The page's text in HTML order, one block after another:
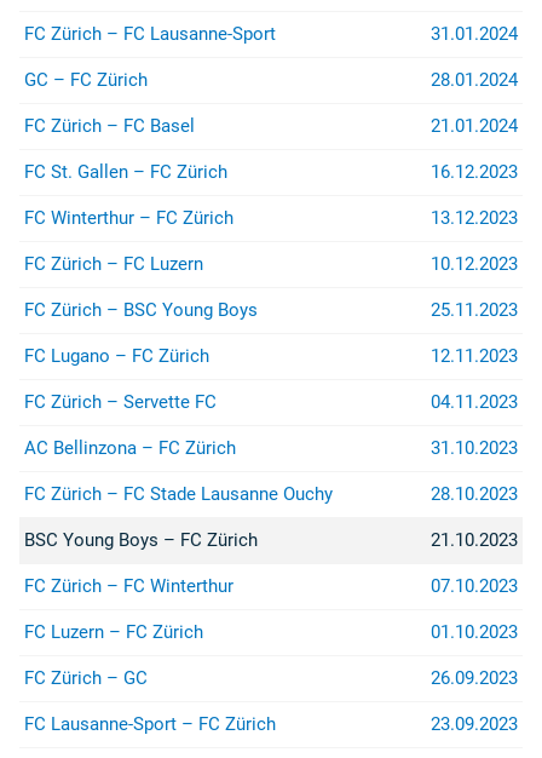
FC Zürich – FC Lausanne-Sport 31.01.2024
GC – FC Zürich 28.01.2024
FC Zürich – FC Basel 21.01.2024
FC St. Gallen – FC Zürich 16.12.2023
FC Winterthur – FC Zürich 13.12.2023
FC Zürich – FC Luzern 10.12.2023
FC Zürich – BSC Young Boys 25.11.2023
FC Lugano – FC Zürich 12.11.2023
FC Zürich – Servette FC 04.11.2023
AC Bellinzona – FC Zürich 31.10.2023
FC Zürich – FC Stade Lausanne Ouchy 28.10.2023
BSC Young Boys – FC Zürich 21.10.2023
FC Zürich – FC Winterthur 07.10.2023
FC Luzern – FC Zürich 01.10.2023
FC Zürich – GC 26.09.2023
FC Lausanne-Sport – FC Zürich 23.09.2023